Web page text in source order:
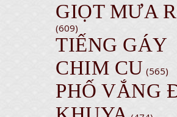
GIỌT MƯA
(609)
TIẾNG GÁY
CHIM CU (565)
PHỐ VẮNG